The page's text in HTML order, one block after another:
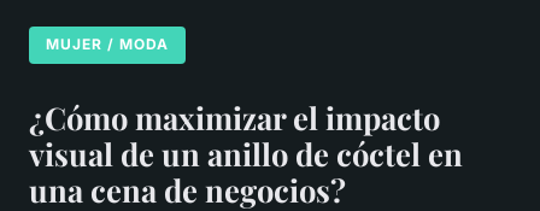
MUJER / MODA
¿Cómo maximizar el impacto
visual de un anillo de cóctel en
una cena de negocios?